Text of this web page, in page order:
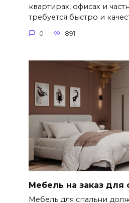
квартирах, офисах и
требуется быстро и
0 891
Мебель на заказ для
Мебель для спальни